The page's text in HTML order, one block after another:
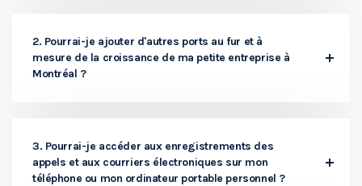
2. Pourrai-je ajouter d'autres ports au fur et à
mesure de la croissance de ma petite entreprise à
Montréal ?
3. Pourrai-je accéder aux enregistrements des
appels et aux courriers électroniques sur mon
téléphone ou mon ordinateur portable personnel ?